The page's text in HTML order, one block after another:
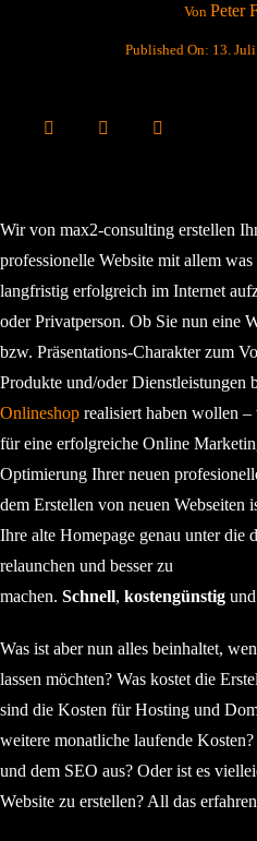
Von Peter
Published On: 13.
Wir von max2-consulting erstellen
professionelle Website mit allem
langfristig erfolgreich im Internet
oder Privatperson. Ob Sie nun eine
bzw. Präsentations-Charakter zum
Produkte und/oder Dienstleistungen
Onlineshoprealisiert haben wollen –
für eine erfolgreiche Online
Optimierung Ihrer neuen
dem Erstellen von neuen Webseiten
Ihre alte Homepage genau unter die
relaunchen und besser zu
machen. Schnell, kostengünstigund
Was ist aber nun alles beinhaltet,
lassen möchten? Was kostet die
sind die Kosten für Hosting und
weitere monatliche laufende
und dem SEO aus? Oder ist es
Website zu erstellen? All das